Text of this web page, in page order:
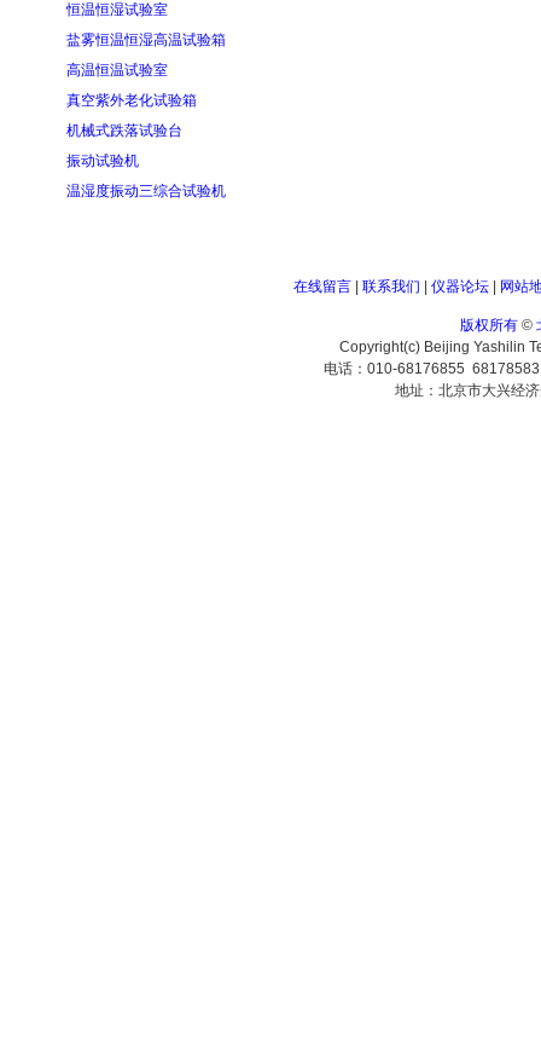
恒温恒湿试验室
盐雾恒温恒湿高温试验箱
高温恒温试验室
真空紫外老化试验箱
机械式跌落试验台
振动试验机
温湿度振动三综合试验机
在线留言| 联系我们 仪器论坛| 网站
版权所有©
Copyright(c) Beijing Yashilin
电话：010-68176855
地址：北京市大兴经